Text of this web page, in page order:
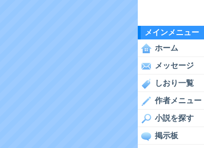
メインメニュー
ホーム
メッセージ
しおり一覧
作者メニュー
小説を探す
掲示板